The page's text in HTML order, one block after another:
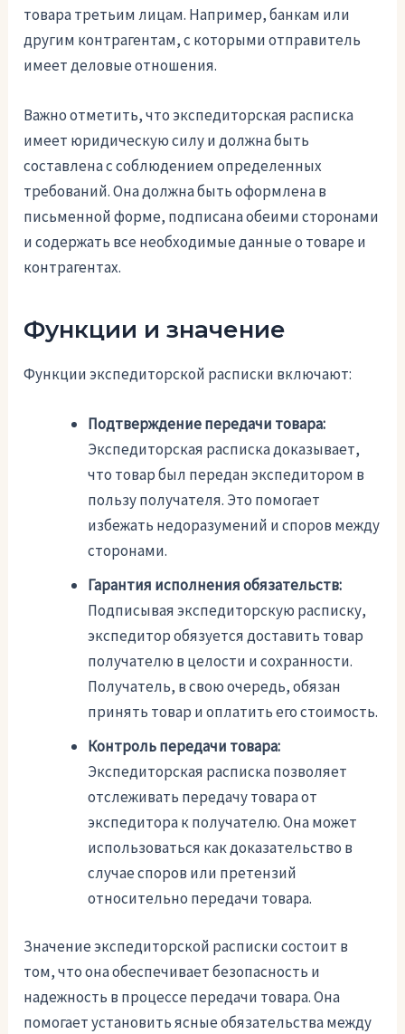
товара третьим лицам. Например, банкам или
другим контрагентам, с которыми отправитель
имеет деловые отношения.
Важно отметить, что экспедиторская расписка
имеет юридическую силу и должна быть
составлена с соблюдением определенных
требований. Она должна быть оформлена в
письменной форме, подписана обеими сторонами
и содержать все необходимые данные о товаре и
контрагентах.
Функции и значение
Функции экспедиторской расписки включают:
Подтверждение передачи товара:
Экспедиторская расписка доказывает,
что товар был передан экспедитором в
пользу получателя. Это помогает
избежать недоразумений и споров между
сторонами.
Гарантия исполнения обязательств:
Подписывая экспедиторскую расписку,
экспедитор обязуется доставить товар
получателю в целости и сохранности.
Получатель, в свою очередь, обязан
принять товар и оплатить его стоимость.
Контроль передачи товара:
Экспедиторская расписка позволяет
отслеживать передачу товара от
экспедитора к получателю. Она может
использоваться как доказательство в
случае споров или претензий
относительно передачи товара.
Значение экспедиторской расписки состоит в
том, что она обеспечивает безопасность и
надежность в процессе передачи товара. Она
помогает установить ясные обязательства между